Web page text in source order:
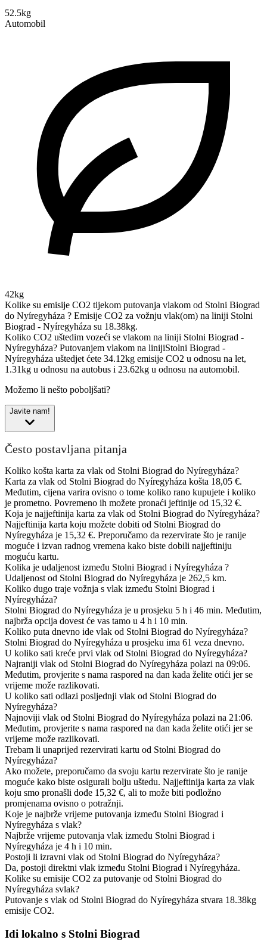
52.5kg
Automobil
42kg
Kolike su emisije CO2 tijekom putovanja vlakom od Stolni Biograd
do Nyíregyháza ? Emisije CO2 za vožnju vlak(om) na liniji Stolni
Biograd - Nyíregyháza su 18.38kg.
Koliko CO2 uštedim vozeći se vlakom na liniji Stolni Biograd -
Nyíregyháza? Putovanjem vlakom na linijiStolni Biograd -
Nyíregyháza uštedjet ćete 34.12kg emisije CO2 u odnosu na let,
1.31kg u odnosu na autobus i 23.62kg u odnosu na automobil.
Možemo li nešto poboljšati?
Javite nam!
Često postavljana pitanja
Koliko košta karta za vlak od Stolni Biograd do Nyíregyháza?
Karta za vlak od Stolni Biograd do Nyíregyháza košta 18,05 €.
Međutim, cijena varira ovisno o tome koliko rano kupujete i koliko
je prometno. Povremeno ih možete pronaći jeftinije od 15,32 €.
Koja je najjeftinija karta za vlak od Stolni Biograd do Nyíregyháza?
Najjeftinija karta koju možete dobiti od Stolni Biograd do
Nyíregyháza je 15,32 €. Preporučamo da rezervirate što je ranije
moguće i izvan radnog vremena kako biste dobili najjeftiniju
moguću kartu.
Kolika je udaljenost između Stolni Biograd i Nyíregyháza ?
Udaljenost od Stolni Biograd do Nyíregyháza je 262,5 km.
Koliko dugo traje vožnja s vlak između Stolni Biograd i
Nyíregyháza?
Stolni Biograd do Nyíregyháza je u prosjeku 5 h i 46 min. Međutim,
najbrža opcija dovest će vas tamo u 4 h i 10 min.
Koliko puta dnevno ide vlak od Stolni Biograd do Nyíregyháza?
Stolni Biograd do Nyíregyháza u prosjeku ima 61 veza dnevno.
U koliko sati kreće prvi vlak od Stolni Biograd do Nyíregyháza?
Najraniji vlak od Stolni Biograd do Nyíregyháza polazi na 09:06.
Međutim, provjerite s nama raspored na dan kada želite otići jer se
vrijeme može razlikovati.
U koliko sati odlazi posljednji vlak od Stolni Biograd do
Nyíregyháza?
Najnoviji vlak od Stolni Biograd do Nyíregyháza polazi na 21:06.
Međutim, provjerite s nama raspored na dan kada želite otići jer se
vrijeme može razlikovati.
Trebam li unaprijed rezervirati kartu od Stolni Biograd do
Nyíregyháza?
Ako možete, preporučamo da svoju kartu rezervirate što je ranije
moguće kako biste osigurali bolju uštedu. Najjeftinija karta za vlak
koju smo pronašli dođe 15,32 €, ali to može biti podložno
promjenama ovisno o potražnji.
Koje je najbrže vrijeme putovanja između Stolni Biograd i
Nyíregyháza s vlak?
Najbrže vrijeme putovanja vlak između Stolni Biograd i
Nyíregyháza je 4 h i 10 min.
Postoji li izravni vlak od Stolni Biograd do Nyíregyháza?
Da, postoji direktni vlak između Stolni Biograd i Nyíregyháza.
Kolike su emisije CO2 za putovanje od Stolni Biograd do
Nyíregyháza svlak?
Putovanje s vlak od Stolni Biograd do Nyíregyháza stvara 18.38kg
emisije CO2.
Idi lokalno s Stolni Biograd